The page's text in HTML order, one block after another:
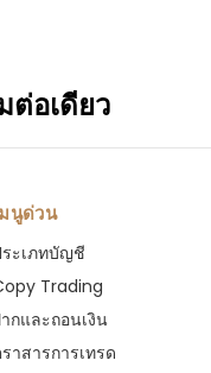
ต่อเดียว
นูด่วน
ะเภทบัญชี
Trading
กและถอนเงิน
าสารการเทรด